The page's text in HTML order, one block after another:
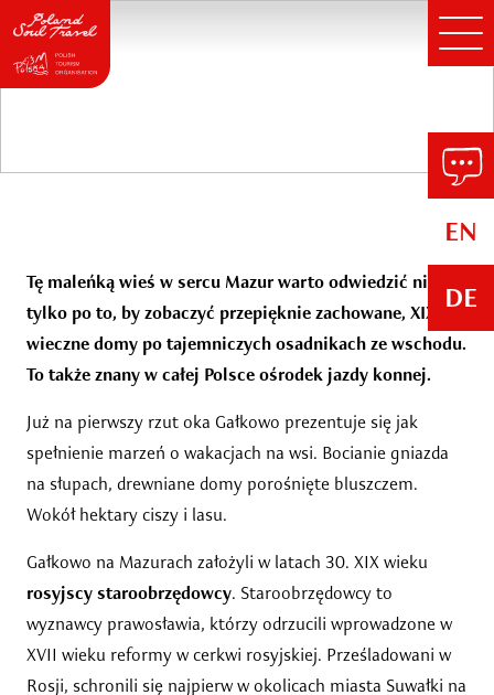
EN
DE
Mazurskie wioski – wieś
Tę maleńką wieś w sercu Mazur warto odwiedzić nie
tylko po to, by zobaczyć przepięknie zachowane, XIX-
wieczne domy po tajemniczych osadnikach ze wschodu.
To także znany w całej Polsce ośrodek jazdy konnej.
Już na pierwszy rzut oka Gałkowo prezentuje się jak
spełnienie marzeń o wakacjach na wsi. Bocianie gniazda
na słupach, drewniane domy porośnięte bluszczem.
Wokół hektary ciszy i lasu.
Gałkowo na Mazurach założyli w latach 30. XIX wieku
rosyjscy staroobrzędowcy. Staroobrzędowcy to
wyznawcy prawosławia, którzy odrzucili wprowadzone w
XVII wieku reformy w cerkwi rosyjskiej. Prześladowani w
Rosji, schronili się najpierw w okolicach miasta Suwałki na